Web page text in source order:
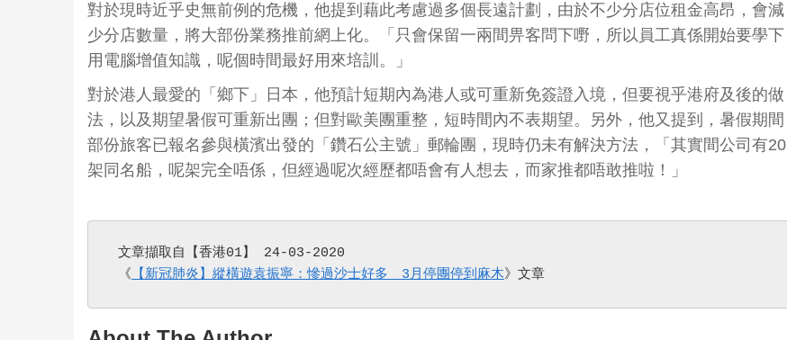
對於現時近乎史無前例的危機，他提到藉此考慮過多個長遠計劃，由於不少分店位租金高昂，會減
少分店數量，將大部份業務推前網上化。「只會保留一兩間畀客問下嘢，所以員工真係開始要學下
用電腦增值知識，呢個時間最好用來培訓。」
對於港人最愛的「鄉下」日本，他預計短期內為港人或可重新免簽證入境，但要視乎港府及後的做
法，以及期望暑假可重新出團；但對歐美團重整，短時間內不表期望。另外，他又提到，暑假期間
部份旅客已報名參與橫濱出發的「鑽石公主號」郵輪團，現時仍未有解決方法，「其實間公司有20
架同名船，呢架完全唔係，但經過呢次經歷都唔會有人想去，而家推都唔敢推啦！」
《 【新冠肺炎】縱橫遊袁振寧：慘過沙士好多　3月停團停到麻木》文章